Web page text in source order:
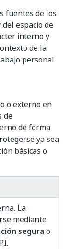
fuentes de los
espacio de
interno y
de la
personal.
o externo en
de
de forma
ya sea
básicas o
La
mediante
segura o